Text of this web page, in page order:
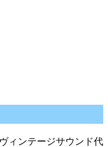
ィンテージサウンド代